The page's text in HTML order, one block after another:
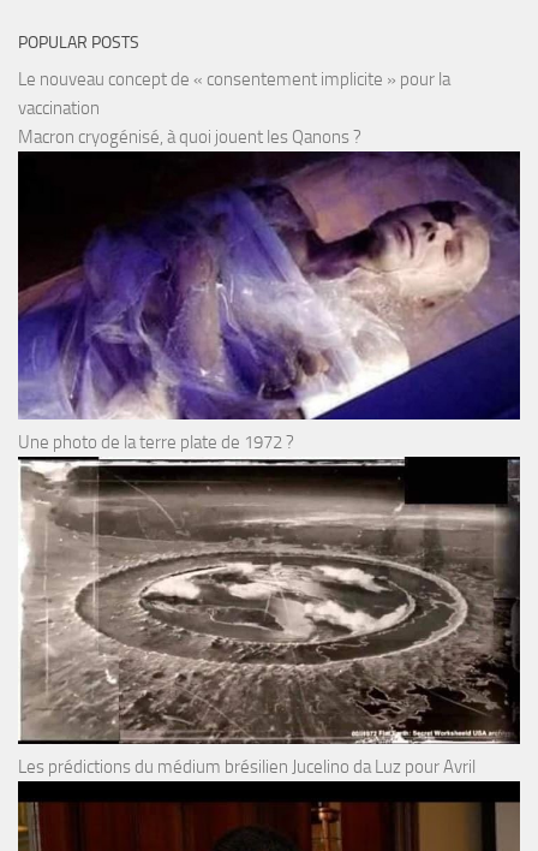
POPULAR POSTS
Le nouveau concept de « consentement implicite » pour la
vaccination
Macron cryogénisé, à quoi jouent les Qanons ?
Une photo de la terre plate de 1972 ?
Les prédictions du médium brésilien Jucelino da Luz pour Avril